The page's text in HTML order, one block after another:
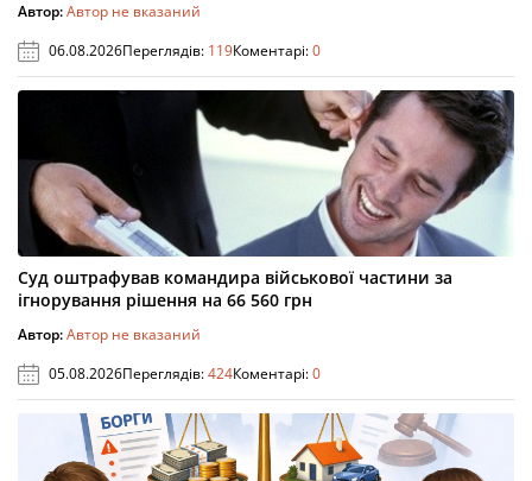
Автор:Автор не вказаний
06.08.2026Переглядів: 119Коментарі:0
Суд оштрафував командира військової частини за
ігнорування рішення на 66 560 грн
Автор:Автор не вказаний
05.08.2026Переглядів:424Коментарі:0